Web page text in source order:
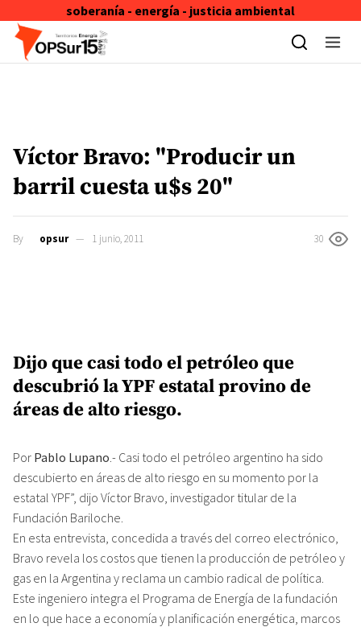
soberanía - energía - justicia ambiental
Skip to content
Víctor Bravo: "Producir un
barril cuesta u$s 20"
By opsur 1 junio, 2011 30
Dijo que casi todo el petróleo que
descubrió la YPF estatal provino de
áreas de alto riesgo.
Por Pablo Lupano .- Casi todo el petróleo argentino ha sido
descubierto en áreas de alto riesgo en su momento por la
estatal YPF”, dijo Víctor Bravo, investigador titular de la
Fundación Bariloche.
En esta entrevista, concedida a través del correo electrónico,
Bravo revela los costos que tienen la producción de petróleo y
gas en la Argentina y reclama un cambio radical de política.
Este ingeniero integra el Programa de Energía de la fundación
en lo que hace a economía y planificación energética, marcos